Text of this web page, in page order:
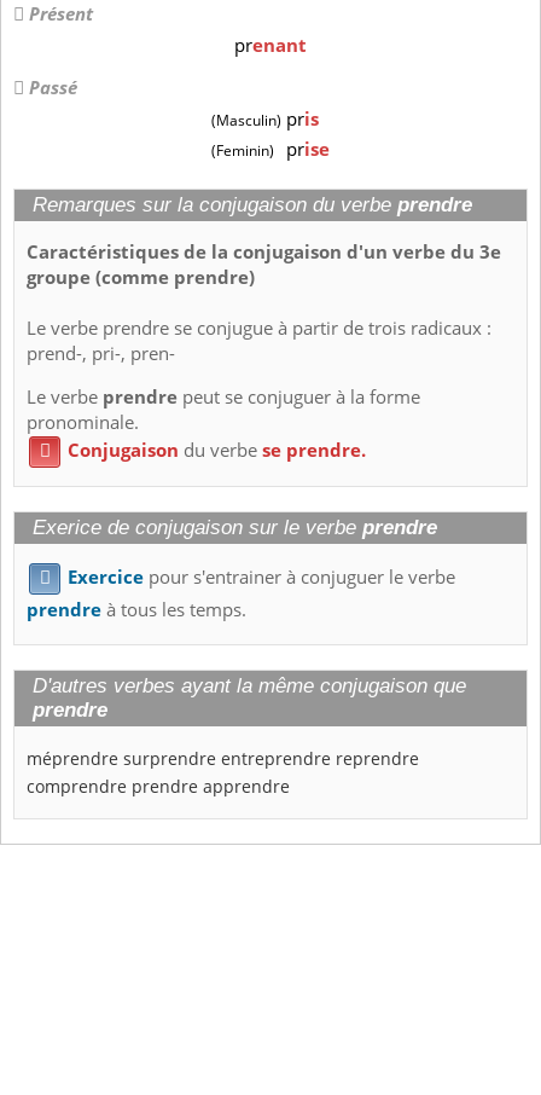
Présent
prenant
Passé
(Masculin) pris
(Feminin) prise
Remarques sur la conjugaison du verbe prendre
Caractéristiques de la conjugaison d'un verbe du 3e
groupe (comme prendre)
Le verbe prendre se conjugue à partir de trois radicaux :
prend-, pri-, pren-
Le verbe prendre peut se conjuguer à la forme
pronominale.
 Conjugaison du verbese prendre.
Exerice de conjugaison sur le verbe prendre
 Exercice pour s'entrainer à conjuguer le verbe
prendreà tous les temps.
D'autres verbes ayant la même conjugaison que
prendre
méprendre surprendre entreprendre reprendre
comprendre prendre apprendre